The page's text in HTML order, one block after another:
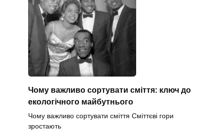
Чому важливо сортувати сміття: ключ до
екологічного майбутнього
Чому важливо сортувати сміття Сміттєві гори
зростають